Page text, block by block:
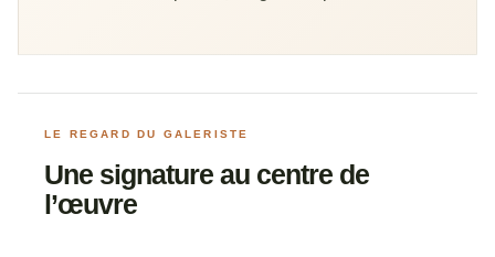
LE REGARD DU GALERISTE
Une signature au centre de
l’œuvre